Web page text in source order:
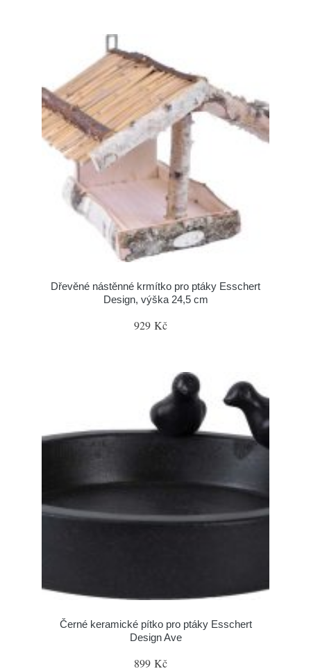
Dřevěné nástěnné krmítko pro ptáky Esschert
Design, výška 24,5 cm
929 Kč
Černé keramické pítko pro ptáky Esschert
Design Ave
899 Kč